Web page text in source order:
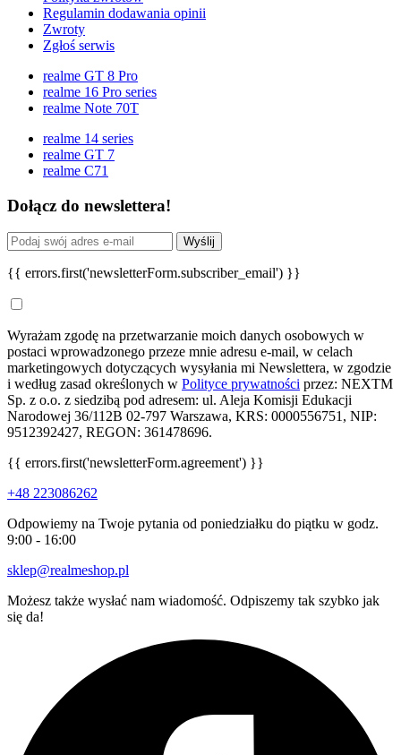
Regulamin dodawania opinii
Zwroty
Zgłoś serwis
realme GT 8 Pro
realme 16 Pro series
realme Note 70T
realme 14 series
realme GT 7
realme C71
Dołącz do newslettera!
Wyślij
{{ errors.first('newsletterForm.subscriber_email') }}
Wyrażam zgodę na przetwarzanie moich danych osobowych w
postaci wprowadzonego przeze mnie adresu e-mail, w celach
marketingowych dotyczących wysyłania mi Newslettera, w zgodzie
i według zasad określonych w Polityce prywatności przez: NEXTM
Sp. z o.o. z siedzibą pod adresem: ul. Aleja Komisji Edukacji
Narodowej 36/112B 02-797 Warszawa, KRS: 0000556751, NIP:
9512392427, REGON: 361478696.
{{ errors.first('newsletterForm.agreement') }}
+48 223086262
Odpowiemy na Twoje pytania od poniedziałku do piątku w godz.
9:00 - 16:00
sklep@realmeshop.pl
Możesz także wysłać nam wiadomość. Odpiszemy tak szybko jak
się da!